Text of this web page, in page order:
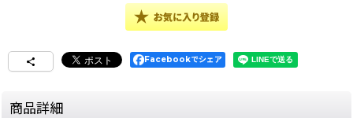
Facebookでシェア
商品詳細